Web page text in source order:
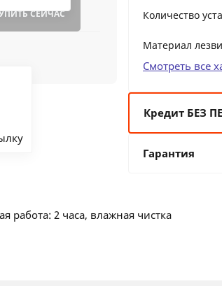
СЕЙЧАС Количество
Материал
Смотреть все
Кредит БЕЗ
12 мес:11
Гарантия
работа: 2 часа, влажная чистка